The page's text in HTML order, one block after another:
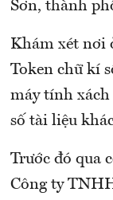
Sơn, thành
Khám xét nơi
Token chữ kí
máy tính xách
số tài liệu
Trước đó qua
Công ty